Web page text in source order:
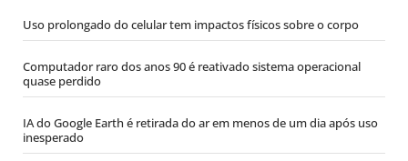
Uso prolongado do celular tem impactos físicos sobre o corpo
Computador raro dos anos 90 é reativado sistema operacional
quase perdido
IA do Google Earth é retirada do ar em menos de um dia após uso
inesperado